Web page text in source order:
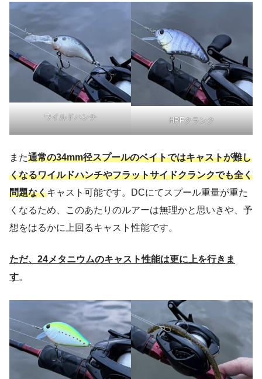
ワイルドハンチ HPFクランク
また通常の34mm径スプールのベイトではキャストが難し
くなるワイルドハンチやフラットサイドクランクでも全く
問題なくキャスト可能です。DCにてスプール重量が重た
くなるため、このあたりのルアーは無理かと思いきや、予
想をはるかに上回るキャスト性能です。
ただ、24メタニウムのキャスト性能は更に上を行きま
す。